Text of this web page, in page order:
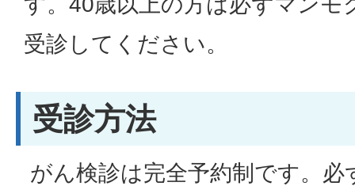
受診してください。
受診方法
がん検診は完全予約制です。